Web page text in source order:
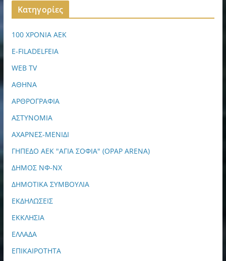
Kατηγορίες
100 ΧΡΟΝΙΑ ΑΕΚ
E-FILADELFEIA
WEB TV
ΑΘΗΝΑ
ΑΡΘΡΟΓΡΑΦΙΑ
ΑΣΤΥΝΟΜΙΑ
ΑΧΑΡΝΕΣ-ΜΕΝΙΔΙ
ΓΗΠΕΔΟ ΑΕΚ "ΑΓΙΑ ΣΟΦΙΑ" (OPAP ARENA)
ΔΗΜΟΣ ΝΦ-ΝΧ
ΔΗΜΟΤΙΚΑ ΣΥΜΒΟΥΛΙΑ
ΕΚΔΗΛΩΣΕΙΣ
ΕΚΚΛΗΣΙΑ
ΕΛΛΑΔΑ
ΕΠΙΚΑΙΡΟΤΗΤΑ